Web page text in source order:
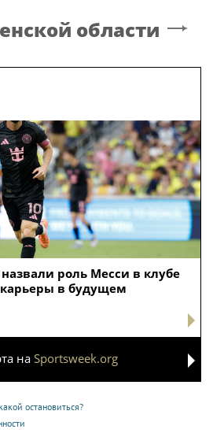
области
роль Месси в клубе
в будущем
наSportsweek.org
остановиться?